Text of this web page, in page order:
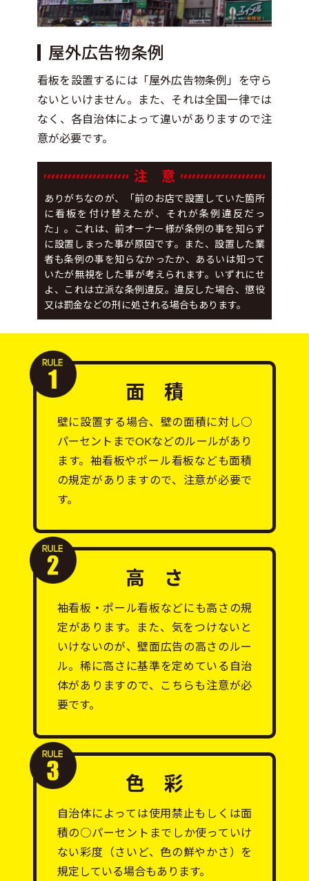
屋外広告物条例
看板を設置するには「屋外広告物条例」を守ら
ないといけません。また、それは全国一律では
なく、各自治体によって違いがありますので注
意が必要です。
注 意
ありがちなのが、「前のお店で設置していた箇所
に看板を付け替えたが、それが条例違反だっ
た」。これは、前オーナー様が条例の事を知らず
に設置しまった事が原因です。また、設置した業
者も条例の事を知らなかったか、あるいは知って
いたが無視をした事が考えられます。いずれにせ
よ、これは立派な条例違反。違反した場合、懲役
又は罰金などの刑に処される場合もあります。
面 積
壁に設置する場合、壁の面積に対し○
パーセントまでOKなどのルールがあり
ます。袖看板やポール看板なども面積
の規定がありますので、注意が必要で
す。
高 さ
袖看板・ポール看板などにも高さの規
定があります。また、気をつけないと
いけないのが、壁面広告の高さのルー
ル。稀に高さに基準を定めている自治
体がありますので、こちらも注意が必
要です。
色 彩
自治体によっては使用禁止もしくは面
積の○パーセントまでしか使っていけ
ない彩度（さいど、色の鮮やかさ）を
規定している場合もあります。